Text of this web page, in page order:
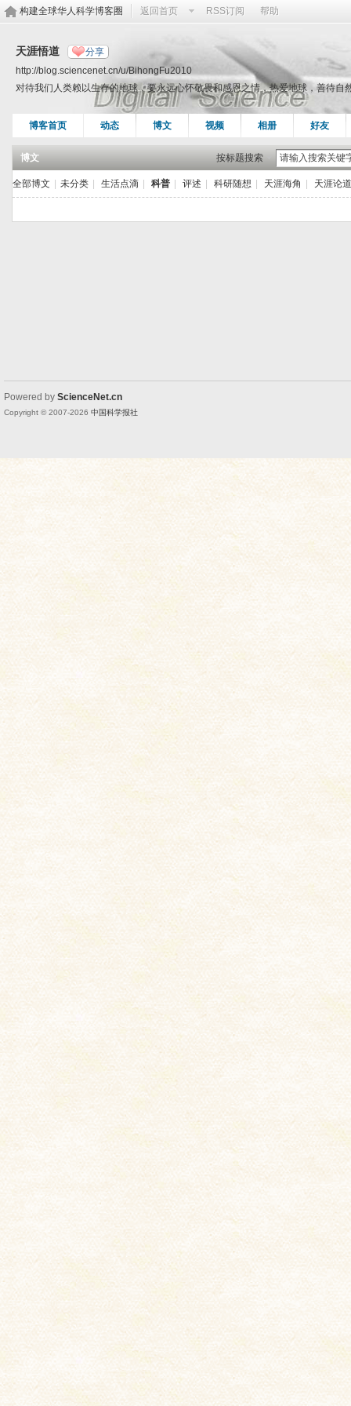
构建全球华人科学博客圈 返回首页 RSS订阅 帮助
天涯悟道 分享
http://blog.sciencenet.cn/u/BihongFu2010
对待我们人类赖以生存的地球，要永远心怀敬畏和感恩之情，热爱地球，善待自
博客首页 动态 博文 视频 相册 好友
博文 按标题搜索
全部博文 未分类 生活点滴 科普 评述 科研随想 天涯海角 天涯论道
Powered by ScienceNet.cn
Copyright © 2007-2026 中国科学报社